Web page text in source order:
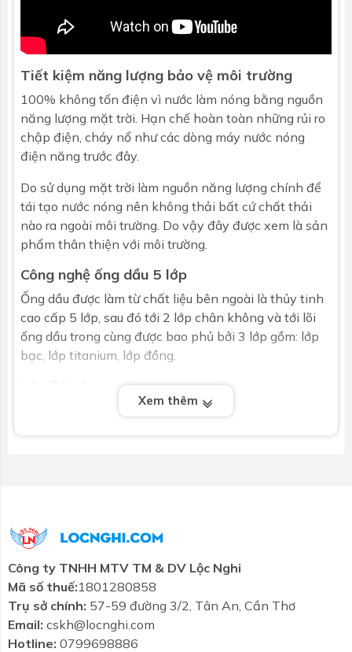
Số ống 22
Tiết kiệm năng lượng bảo vệ môi trường
100% không tốn điện vì nước làm nóng bằng nguồn
năng lượng mặt trời. Hạn chế hoàn toàn những rủi ro
chập điện, cháy nổ như các dòng máy nước nóng
điện năng trước đây.
Do sử dụng mặt trời làm nguồn năng lượng chính để
tái tạo nước nóng nên không thải bất cứ chất thải
nào ra ngoài môi trường. Do vậy đây được xem là sản
phẩm thân thiện với môi trường.
Công nghệ ống dầu 5 lớp
Ống dầu được làm từ chất liệu bên ngoài là thủy tinh
cao cấp 5 lớp, sau đó tới 2 lớp chân không và tới lõi
ống dầu trong cùng được bao phủ bởi 3 lớp gồm: lớp
bạc, lớp titanium, lớp đồng.
Gồm ruột bình bảo ôn làm bằng inox SUS 316 thách
Chân máy:
Cũng được sản xuất bằng nguyên liệu inox siêu bền,
chân máy được đảm bảo độ cứng và bền chắc vừa
kết nối các bộ phận, vừa tạo độ nghiêng để đón được
ánh năng tốt nhất để tái tạo nguồn nước nóng
Xem thêm
Công ty TNHH MTV TM & DV Lộc Nghi
Mã số thuế:1801280858
Trụ sở chính: 57-59 đường 3/2, Tân An, Cần Thơ
Email: cskh@locnghi.com
Hotline: 0799698886